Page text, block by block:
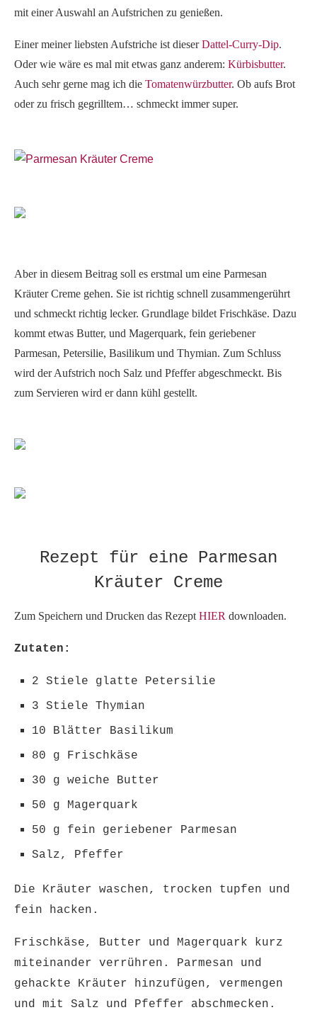
mit einer Auswahl an Aufstrichen zu genießen.
Einer meiner liebsten Aufstriche ist dieserDattel-Curry-Dip.
Oder wie wäre es mal mit etwas ganz anderem: Kürbisbutter.
Auch sehr gerne mag ich die Tomatenwürzbutter. Ob aufs Brot
oder zu frisch gegrilltem… schmeckt immer super.
Aber in diesem Beitrag soll es erstmal um eine Parmesan
Kräuter Creme gehen. Sie ist richtig schnell zusammengerührt
und schmeckt richtig lecker. Grundlage bildet Frischkäse. Dazu
kommt etwas Butter, und Magerquark, fein geriebener
Parmesan, Petersilie, Basilikum und Thymian. Zum Schluss
wird der Aufstrich noch Salz und Pfeffer abgeschmeckt. Bis
zum Servieren wird er dann kühl gestellt.
Rezept für eine Parmesan
Kräuter Creme
Zum Speichern und Drucken das Rezept HIER downloaden.
Zutaten:
2 Stiele glatte Petersilie
3 Stiele Thymian
10 Blätter Basilikum
80 g Frischkäse
30 g weiche Butter
50 g Magerquark
50 g fein geriebener Parmesan
Salz, Pfeffer
Die Kräuter waschen, trocken tupfen und
fein hacken.
Frischkäse, Butter und Magerquark kurz
miteinander verrühren. Parmesan und
gehackte Kräuter hinzufügen, vermengen
und mit Salz und Pfeffer abschmecken.